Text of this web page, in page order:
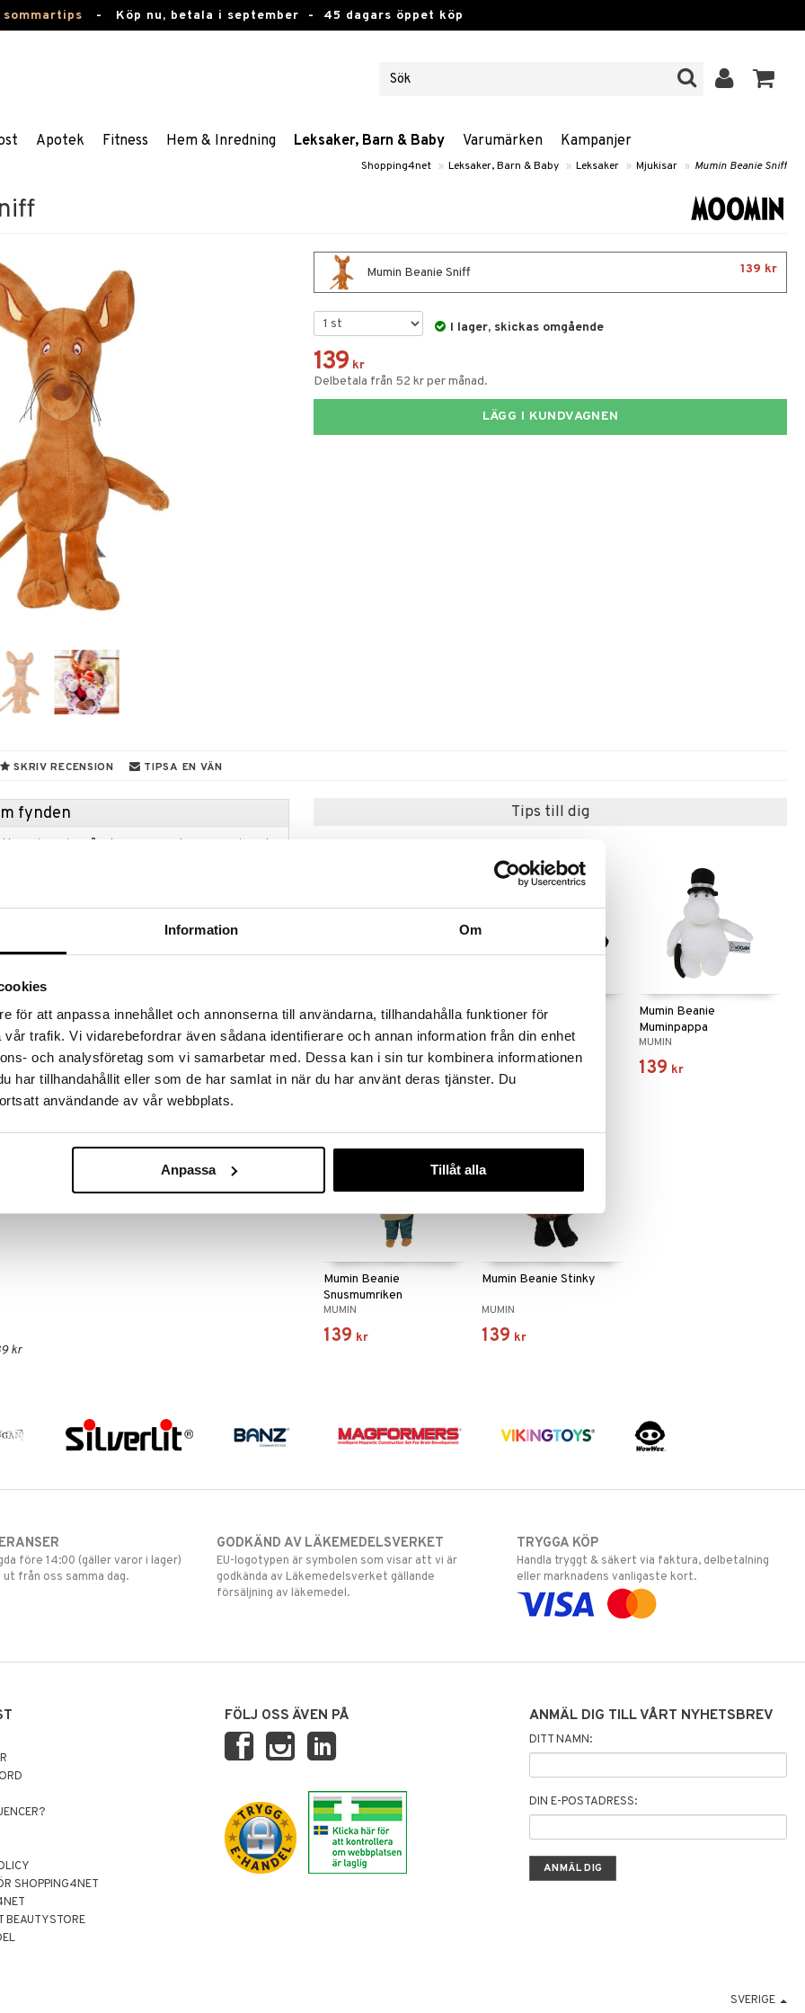
Information Om
för att anpassa innehållet och annonserna till användarna, tillhandahålla funktioner för
trafik. Vi vidarebefordrar även sådana identifierare och annan information från din enhet
och analysföretag som vi samarbetar med. Dessa kan i sin tur kombinera informationen
har tillhandahållit eller som de har samlat in när du har använt deras tjänster. Du
användande av vår webbplats.
Anpassa Tillåt alla
- Köp nu, betala i september - 45 dagars öppet köp
Apotek Fitness Hem & Inredning Leksaker, Barn & Baby Varumärken Kampanjer
Shopping4net » Leksaker, Barn & Baby » Leksaker » Mjukisar » Mumin Beanie Sniff
Mumin Beanie Sniff 139 kr
I lager, skickas omgående
139 kr
Delbetala från 52 kr per månad.
LÄGG I KUNDVAGNEN
SKRIV RECENSION TIPSA EN VÄN
fynden
fynda under vår stora rea. Just nu är varuhuset
med höjden 20 cm som sittande. Mjukisen
plast, papper.
giftfria och barnsäkra med dragfasta sömmar
kr
Tips till dig
Mumin Beanie Lilla My
MUMIN
139
Mumin Beanie Mårran
MUMIN
139
Mumin Beanie
Muminpappa
MUMIN
139 kr
Mumin Beanie
Snusmumriken
MUMIN
139 kr
Mumin Beanie Stinky
MUMIN
139 kr
före 14:00 (gäller varor i lager)
från oss samma dag.
GODKÄND AV LÄKEMEDELSVERKET
EU-logotypen är symbolen som visar att vi är
godkända av Läkemedelsverket gällande
försäljning av läkemedel.
TRYGGA KÖP
Handla tryggt & säkert via faktura, delbetalning
eller marknadens vanligaste kort.
SHOPPING4NET
BEAUTYSTORE
FÖLJ OSS ÄVEN PÅ ANMÄL DIG TILL VÅRT NYHETSBREV
DITT NAMN:
DIN E-POSTADRESS:
SVERIGE